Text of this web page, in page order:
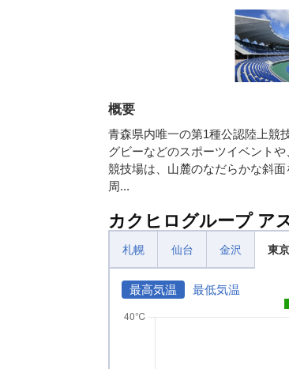
概要
青森県内唯一の第1種公認陸上競
グビーなどのスポーツイベント
競技場は、山麓のなだらかな斜
周...
カクヒログループ ア
札幌 仙台 金沢 東京
最高気温 最低気温